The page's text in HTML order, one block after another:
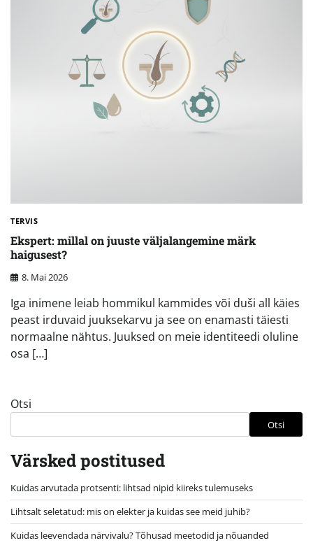
TERVIS
Ekspert: millal on juuste väljalangemine märk
haigusest?
8. Mai 2026
Iga inimene leiab hommikul kammides või duši all käies
peast irduvaid juuksekarvu ja see on enamasti täiesti
normaalne nähtus. Juuksed on meie identiteedi oluline
osa […]
Otsi
Otsi
Värsked postitused
Kuidas arvutada protsenti: lihtsad nipid kiireks tulemuseks
Lihtsalt seletatud: mis on elekter ja kuidas see meid juhib?
Kuidas leevendada närvivalu? Tõhusad meetodid ja nõuanded